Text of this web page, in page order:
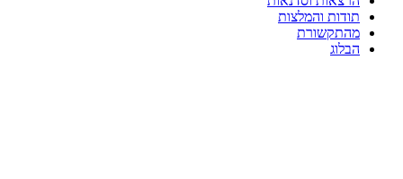
תודות והמלצות
מהתקשורת
הבלוג